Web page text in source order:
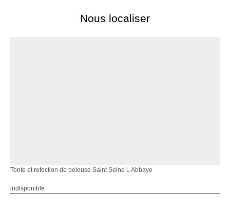
Nous localiser
Tonte et refection de pelouse Saint Seine L Abbaye
indisponible